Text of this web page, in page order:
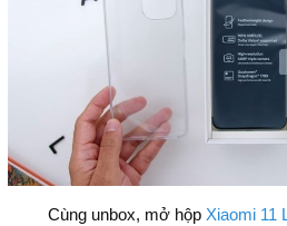
Cùng unbox, mở hộp Xiaomi 11